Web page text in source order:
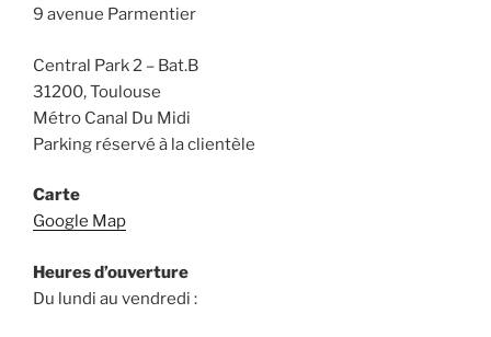
9 avenue Parmentier
Central Park 2 – Bat.B
31200, Toulouse
Métro Canal Du Midi
Parking réservé à la clientèle
Carte
Google Map
Heures d’ouverture
Du lundi au vendredi :